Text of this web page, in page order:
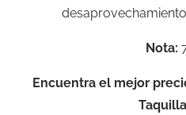
Nota:
Encuentra el mejor